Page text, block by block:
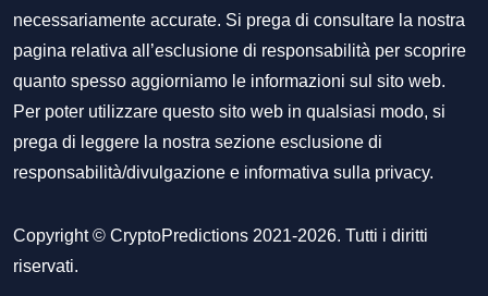
necessariamente accurate. Si prega di consultare la nostra
pagina relativa all’esclusione di responsabilità per scoprire
quanto spesso aggiorniamo le informazioni sul sito web.
Per poter utilizzare questo sito web in qualsiasi modo, si
prega di leggere la nostra sezione esclusione di
responsabilità/divulgazione e informativa sulla privacy.
Copyright © CryptoPredictions 2021-2026. Tutti i diritti
riservati.